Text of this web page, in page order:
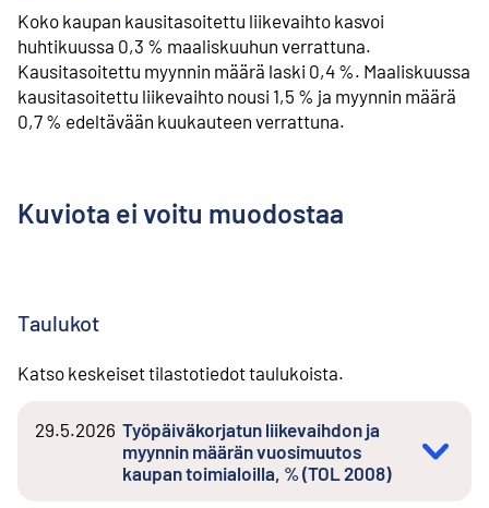
Koko kaupan kausitasoitettu liikevaihto kasvoi
huhtikuussa 0,3 % maaliskuuhun verrattuna.
Kausitasoitettu myynnin määrä laski 0,4 %. Maaliskuussa
kausitasoitettu liikevaihto nousi 1,5 % ja myynnin määrä
0,7 % edeltävään kuukauteen verrattuna.
Kuviota ei voitu muodostaa
Taulukot
Katso keskeiset tilastotiedot taulukoista.
29.5.2026 Työpäiväkorjatun liikevaihdon ja
myynnin määrän vuosimuutos
kaupan toimialoilla, % (TOL 2008)